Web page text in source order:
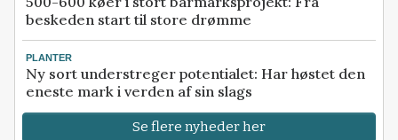
beskeden start til store drømme
PLANTER
Ny sort understreger potentialet: Har høstet den
eneste mark i verden af sin slags
Se flere nyheder her